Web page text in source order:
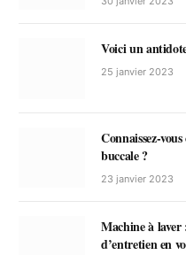
Voici un
25 janvier 2023
Connaissez-
buccale ?
23 janvier 2023
Machine à laver
d’entretien en